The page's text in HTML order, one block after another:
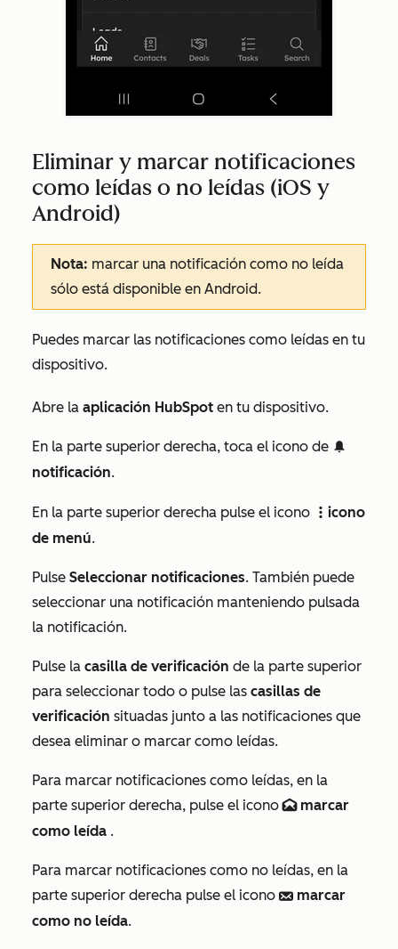
Eliminar y marcar notificaciones
como leídas o no leídas (iOS y
Android)
Nota: marcar una notificación como no leída
sólo está disponible en Android.
Puedes marcar las notificaciones como leídas en tu
dispositivo.
Abre la aplicación HubSpot en tu dispositivo.
En la parte superior derecha, toca el icono de notificationIcon
notificación.
En la parte superior derecha pulse el icono verticalMenuIcon icono
de menú.
Pulse Seleccionar notificaciones. También puede
seleccionar una notificación manteniendo pulsada
la notificación.
Pulse la casilla de verificación de la parte superior
para seleccionar todo o pulse las casillas de
verificación situadas junto a las notificaciones que
desea eliminar o marcar como leídas.
Para marcar notificaciones como leídas, en la
parte superior derecha, pulse el iconoemailOpen marcar
como leída .
Para marcar notificaciones como no leídas, en la
parte superior derecha pulse el icono emailClosed marcar
como no leída.